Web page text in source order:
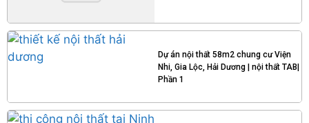
Dự án nội thất 58m2 chung cư Viện
Nhi, Gia Lộc, Hải Dương | nội thất TAB|
Phần 1